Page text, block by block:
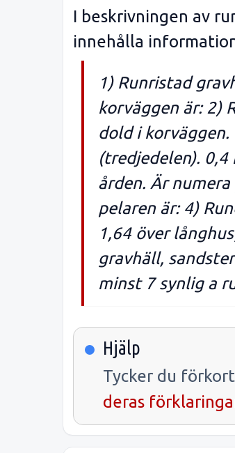
I beskrivningen av
innehålla
1) Runristad
korväggen är: 2)
dold i korväggen.
(tredjedelen). 0,4
ården. Är numera
pelaren är: 4)
1,64 över
gravhäll,
minst 7 synlig a
Hjälp
Tycker du
deras